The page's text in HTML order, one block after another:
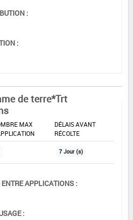
:
:
de terre*Trt
MAX
DÉLAIS AVANT
RÉCOLTE
7 Jour (s)
APPLICATIONS :
: